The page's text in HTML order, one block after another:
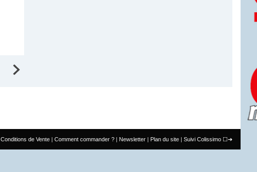
Conditions de Vente Comment commander ? Newsletter Plan du site Suivi Colissimo